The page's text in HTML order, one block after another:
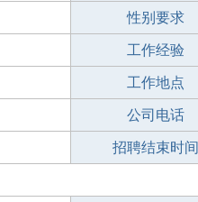
性别要求
工作经验
工作地点
公司电话
招聘结束时间